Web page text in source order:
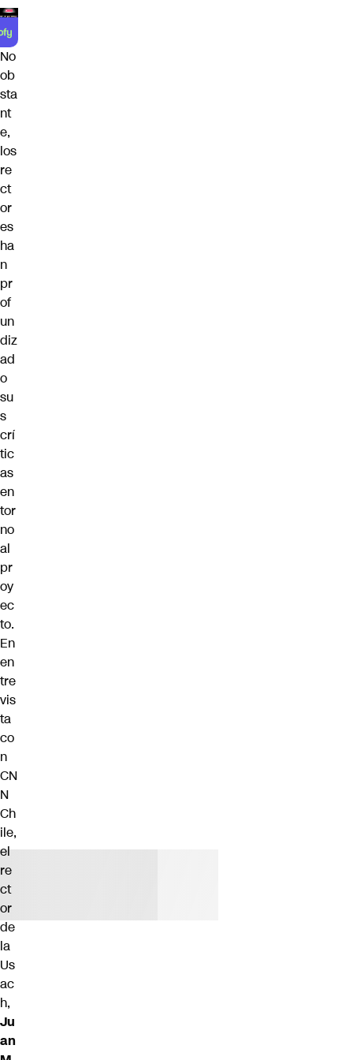
No
ob
sta
nt
e,
los
re
ct
or
es
ha
n
pr
of
un
diz
ad
o
su
s
crí
tic
as
en
tor
no
al
pr
oy
ec
to.
En
en
tre
vis
ta
co
n
CN
N
Ch
ile,
el
re
ct
or
de
la
Us
ac
h,
Ju
an